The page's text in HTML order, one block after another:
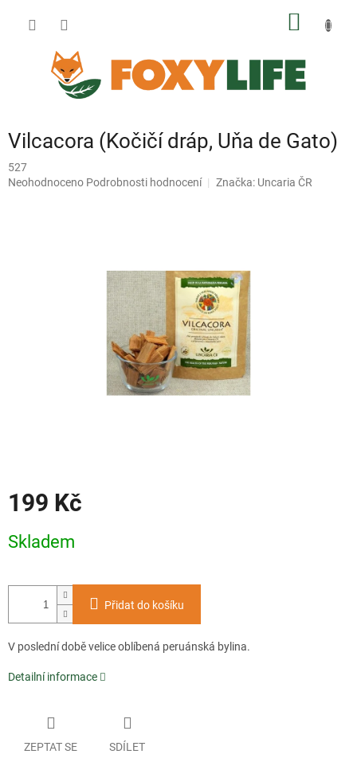
Vilcacora (Kočičí dráp, Uňa de Gato)
527
Průměrné
Neohodnoceno Podrobnosti hodnocení Značka: Uncaria ČR
199 Kč
cena:
Skladem
Přidat do košíku
V poslední době velice oblíbená peruánská bylina.
Detailní informace
ZEPTAT SE SDÍLET